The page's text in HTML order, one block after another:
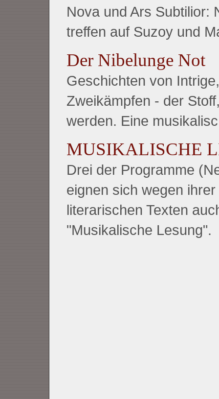
Nova und Ars Subtilior:
treffen auf Suzoy und
Der Nibelunge Not
Geschichten von
Zweikämpfen - der
werden. Eine
MUSIKALISCHE
Drei der Programme
eignen sich wegen
literarischen Texten
"Musikalische Lesung".